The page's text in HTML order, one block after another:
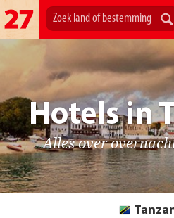
Hotels in
Alles over